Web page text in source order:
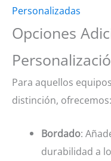
Personalizadas
Opciones
Para aquellos
distinción, ofrecemos:
Bordado:
durabilidad a